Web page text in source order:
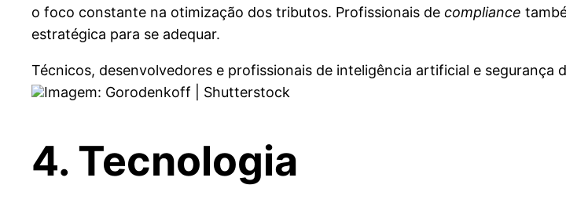
o foco constante na otimização dos tributos. Profissionais de compliance
estratégica para se adequar.
Técnicos, desenvolvedores e profissionais de inteligência artificial e
Imagem: Gorodenkoff | Shutterstock
4. Tecnologia